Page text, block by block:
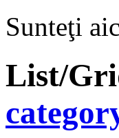
Sunteţi
List/